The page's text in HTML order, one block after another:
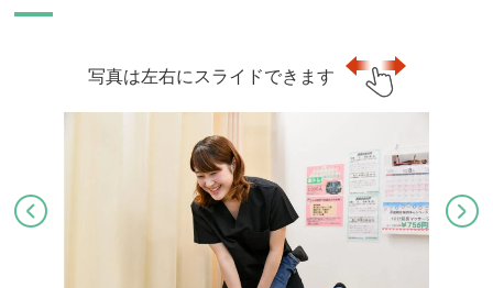
写真は左右にスライドできます